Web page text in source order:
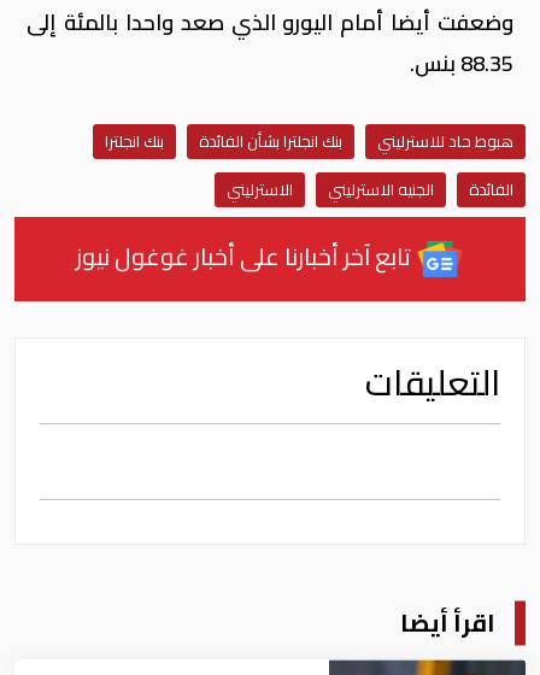
وضعفت أيضا أمام اليورو الذي صعد واحدا بالمئة إلى
88.35 بنس.
هبوط حاد للاسترليني بنك انجلترا بشأن الفائدة
بنك انجلترا
الفائدة
الجنيه الاسترليني الاسترليني
تابع آخر أخبارنا على أخبار غوغول نيوز
التعليقات
اقرأ أيضا